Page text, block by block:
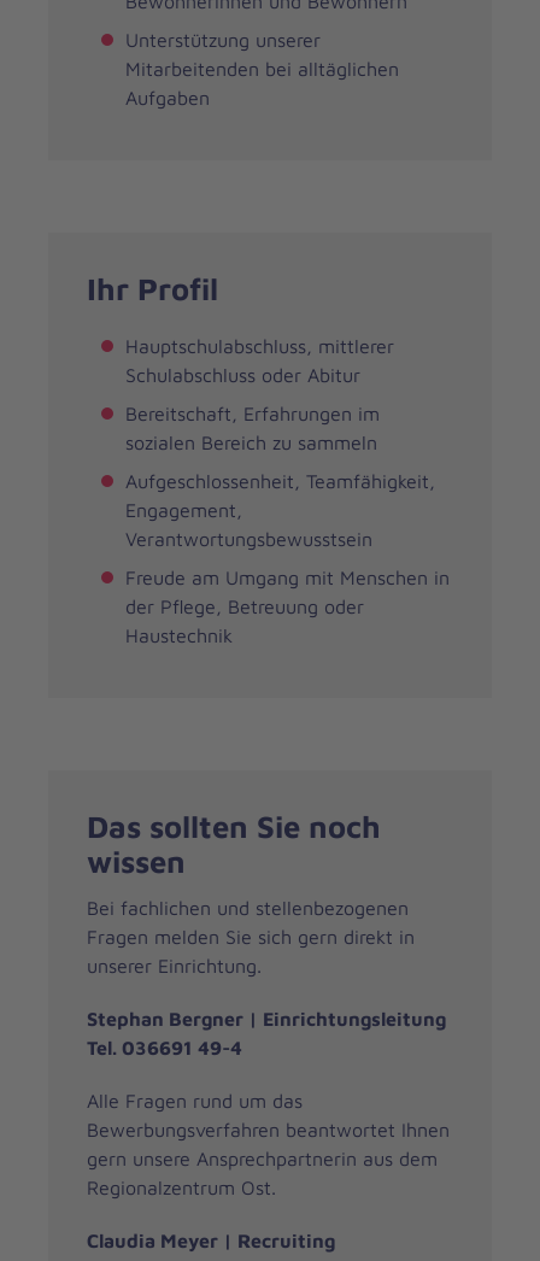
Unterstützung unserer
Mitarbeitenden bei alltäglichen
Aufgaben
Ihr Profil
Hauptschulabschluss, mittlerer
Schulabschluss oder Abitur
Bereitschaft, Erfahrungen im
sozialen Bereich zu sammeln
Aufgeschlossenheit, Teamfähigkeit,
Engagement,
Verantwortungsbewusstsein
Freude am Umgang mit Menschen in
der Pflege, Betreuung oder
Haustechnik
Das sollten Sie noch
wissen
Bei fachlichen und stellenbezogenen
Fragen melden Sie sich gern direkt in
unserer Einrichtung.
Stephan Bergner | Einrichtungsleitung
Tel. 036691 49-4
Alle Fragen rund um das
Bewerbungsverfahren beantwortet Ihnen
gern unsere Ansprechpartnerin aus dem
Regionalzentrum Ost.
Claudia Meyer | Recruiting